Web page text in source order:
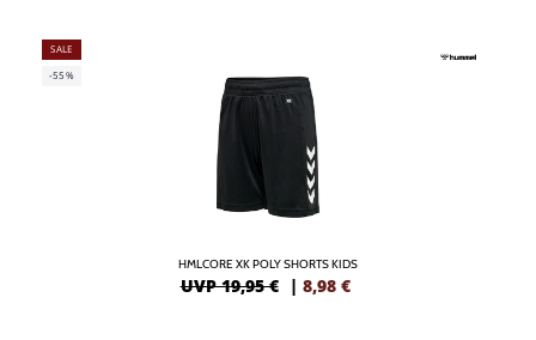
SALE
-55%
HMLCORE XK POLY SHORTS KIDS
UVP 19,95 € | 8,98 €